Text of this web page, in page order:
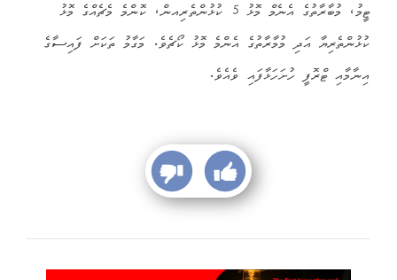
ޓީމު، މުބާރާތުގެ އެނެމް މޮޅު 5 ކުޅުންތެރިއން، ކޮންމެ މެޗެއްގެ މޮޅު
ކުޅުންތެރިޔާ އަދި މުމާރާތުގެ އެންމެ މޮޅު ކޯޗެވެ. މަގާމު ތަކަށް ފައިސާގެ
އިނާމާއި ޓްރޮފީ ހުށަހަޅާފައި ވެއެވެ.